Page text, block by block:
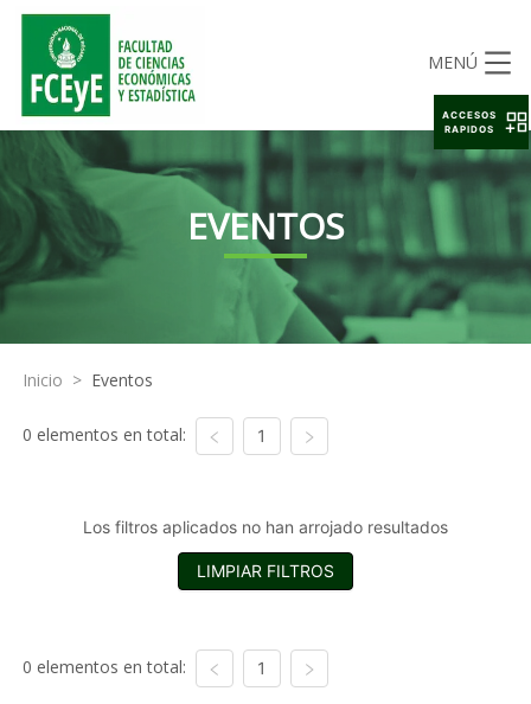
MENÚ
EVENTOS
Inicio > Eventos
0 elementos en total: 1
Los filtros aplicados no han arrojado resultados
LIMPIAR FILTROS
0 elementos en total: 1
ACCESOS
RAPIDOS